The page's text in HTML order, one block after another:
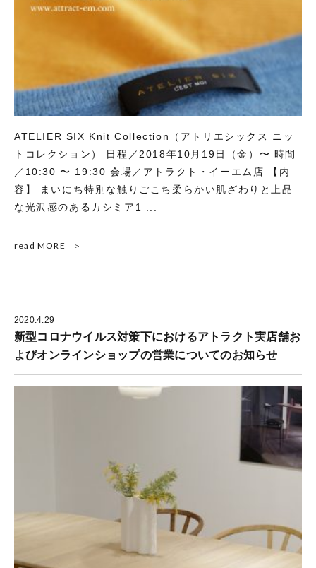
ATELIER SIX Knit Collection（アトリエシックス ニッ
トコレクション） 日程／2018年10月19日（金）〜 時間
／10:30 〜 19:30 会場／アトラクト・イーエム店 【内
容】 まいにち特別な触りごこち柔らかい肌ざわりと上品
な光沢感のあるカシミア1 ...
read MORE
2020.4.29
新型コロナウイルス対策下におけるアトラクト実店舗お
よびオンラインショップの営業についてのお知らせ